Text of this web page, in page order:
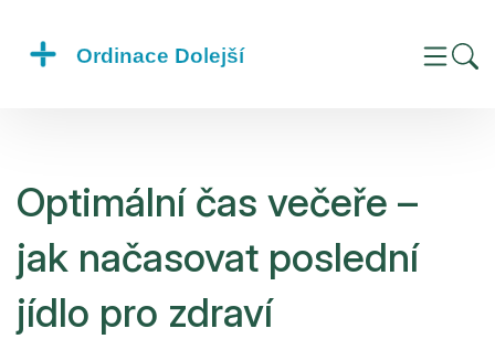
Optimální čas večeře –
jak načasovat poslední
jídlo pro zdraví